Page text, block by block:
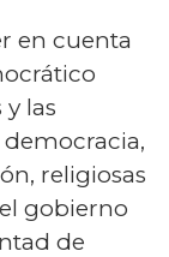
en cuenta
las
democracia,
religiosas
gobierno
de